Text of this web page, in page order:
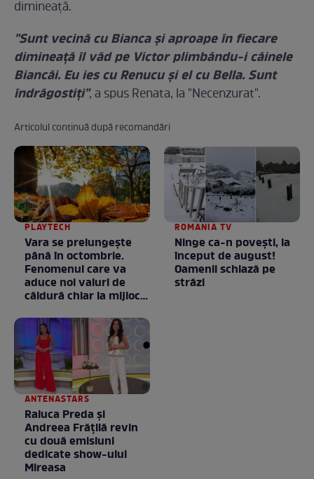
dimineaţă.
"Sunt vecină cu Bianca şi aproape în fiecare
dimineaţă îl văd pe Victor plimbându-i câinele
Biancăi. Eu ies cu Renucu şi el cu Bella. Sunt
îndrăgostiţi", a spus Renata, la "Necenzurat".
Articolul continuă după recomandări
PLAYTECH
Vara se prelungeşte
până în octombrie.
Fenomenul care va
aduce noi valuri de
căldură chiar la mijlocul
ROMANIA TV
Ninge ca-n povești, la
început de august!
Oamenii schiază pe
străzi
ANTENASTARS
Raluca Preda și
Andreea Frățilă revin
cu două emisiuni
dedicate show-ului
Mireasa